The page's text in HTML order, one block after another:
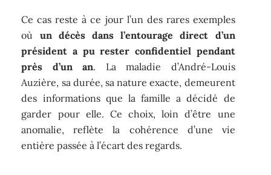
Ce cas reste à ce jour l’un des rares exemples
où un décès dans l’entourage direct d’un
président a pu rester confidentiel pendant
près d’un an. La maladie d’André-Louis
Auzière, sa durée, sa nature exacte, demeurent
des informations que la famille a décidé de
garder pour elle. Ce choix, loin d’être une
anomalie, reflète la cohérence d’une vie
entière passée à l’écart des regards.